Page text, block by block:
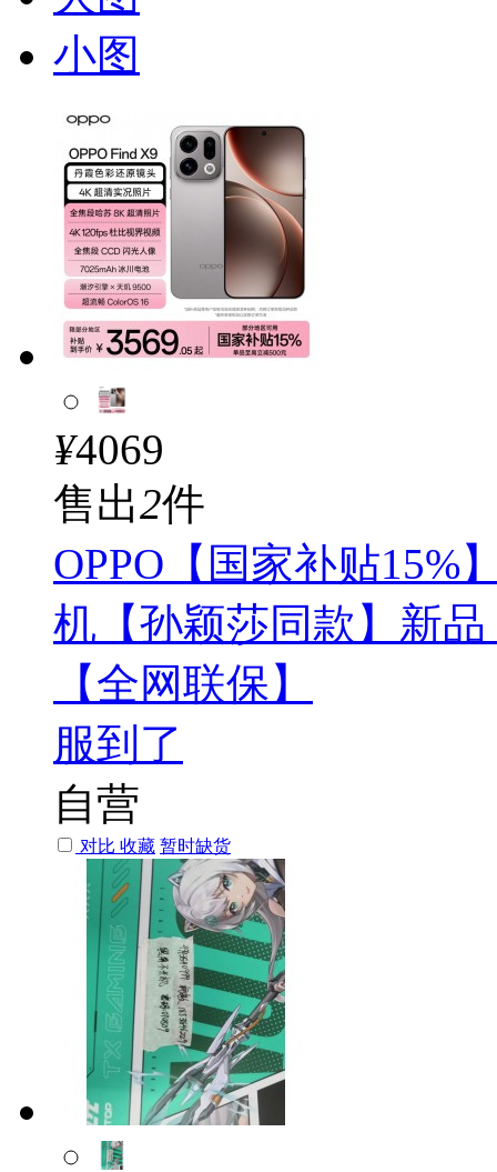
小图
¥4069
售出2件
OPPO【国家补贴15%
机【孙颖莎同款】新
【全网联保】
服到了
自营
对比 收藏 暂时缺货